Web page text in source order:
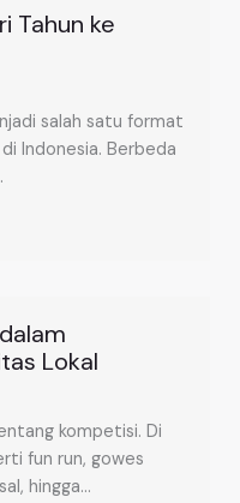
Tahun ke
salah satu format
Indonesia. Berbeda
Lokal
kompetisi. Di
fun run, gowes
hingga...